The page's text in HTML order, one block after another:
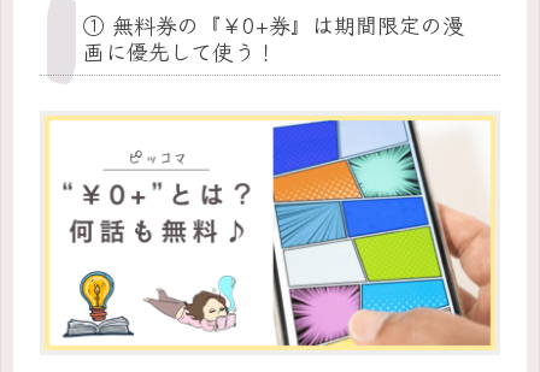
① 無料券の『￥0+券』は期間限定の漫
画に優先して使う！